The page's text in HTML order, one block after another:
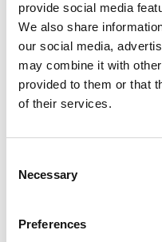
provide social media
We also share
our social media,
may combine it with
provided to them or that
of their services.
Selection
Necessary
Preferences
Nel primo semestre
costruzione di
Repubblica Ceca